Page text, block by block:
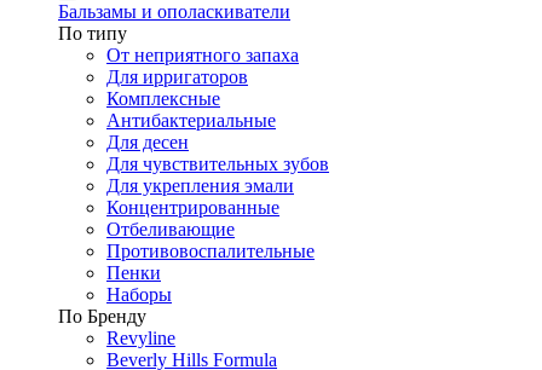
Бальзамы и ополаскиватели
По типу
От неприятного запаха
Для ирригаторов
Комплексные
Антибактериальные
Для десен
Для чувствительных зубов
Для укрепления эмали
Концентрированные
Отбеливающие
Противовоспалительные
Пенки
Наборы
По Бренду
Revyline
Beverly Hills Formula